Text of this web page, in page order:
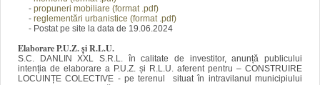
- propuneri mobiliare (format .pdf)
- reglementări urbanistice (format .pdf)
- Postat pe site la data de 19.06.2024
Elaborare P.U.Z. și R.L.U.
S.C. DANLIN XXL S.R.L. în calitate de investitor, anunță publicului
intenția de elaborare a P.U.Z. și R.L.U. aferent pentru – CONSTRUIRE
LOCUINȚE COLECTIVE - pe terenul situat în intravilanul municipiului